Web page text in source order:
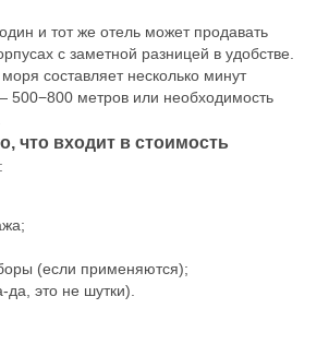
и тот же отель может продавать
с заметной разницей в удобстве.
составляет несколько минут
500−800 метров или необходимость
что входит в стоимость
(если применяются);
да, это не шутки).